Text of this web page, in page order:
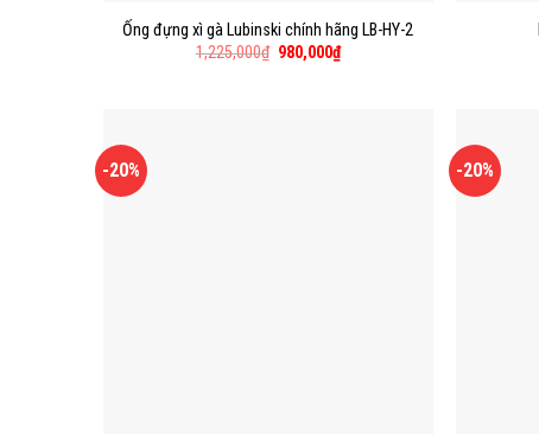
Ống đựng xì gà Lubinski chính hãng LB-HY-2
1,225,000₫ 980,000₫
-20% -20%